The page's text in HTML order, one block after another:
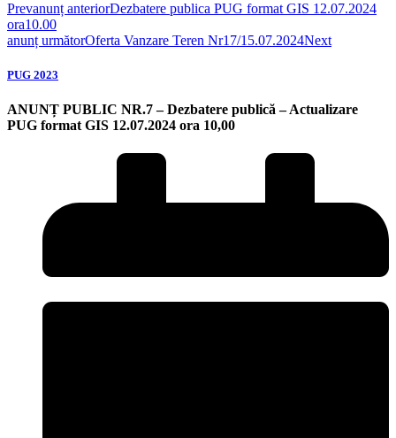
Prevanunț anteriorDezbatere publica PUG format GIS 12.07.2024
ora10.00
anunț următorOferta Vanzare Teren Nr17/15.07.2024Next
PUG 2023
ANUNȚ PUBLIC NR.7 – Dezbatere publică – Actualizare
PUG format GIS 12.07.2024 ora 10,00